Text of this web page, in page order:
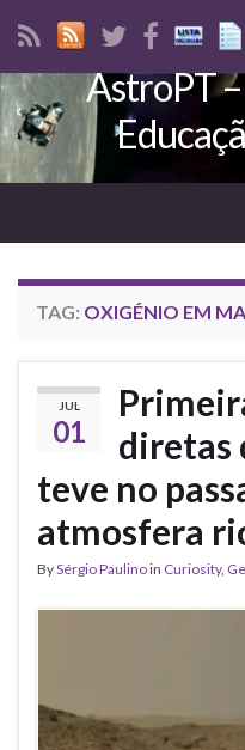
Search for:
AstroPT
TAG: OXIGÉNIO EM
JUL
01
diretas
teve no
atmosfera
BySérgio Paulinoin Curiosity,